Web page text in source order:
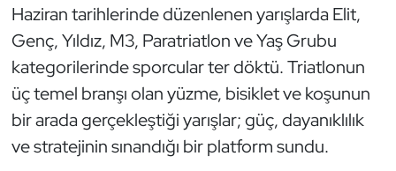
Haziran tarihlerinde düzenlenen yarışlarda Elit,
Genç, Yıldız, M3, Paratriatlon ve Yaş Grubu
kategorilerinde sporcular ter döktü. Triatlonun
üç temel branşı olan yüzme, bisiklet ve koşunun
bir arada gerçekleştiği yarışlar; güç, dayanıklılık
ve stratejinin sınandığı bir platform sundu.
Judo ve Kuraş
Kano ve Rafting
Karate